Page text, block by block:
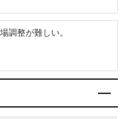
調整が難しい。